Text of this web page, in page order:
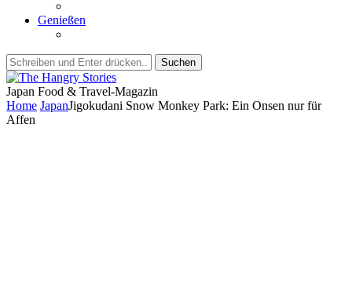
Genießen
Suchen
Japan Food & Travel-Magazin
Home JapanJigokudani Snow Monkey Park: Ein Onsen nur für
Affen